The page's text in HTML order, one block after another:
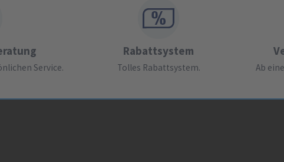
Service.
Rabattsystem
Tolles Rabattsystem. Ab